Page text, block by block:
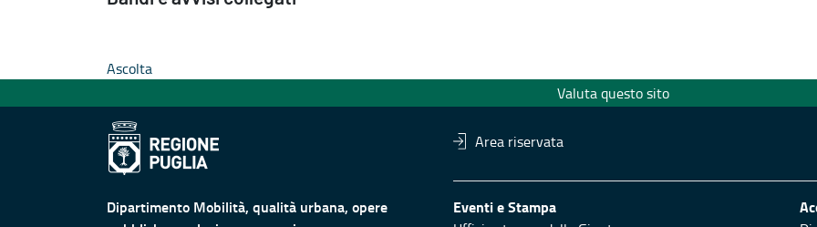
Ascolta
Valuta questo sito
Area riservata
Dipartimento Mobilità, qualità urbana, opere
Eventi e Stampa